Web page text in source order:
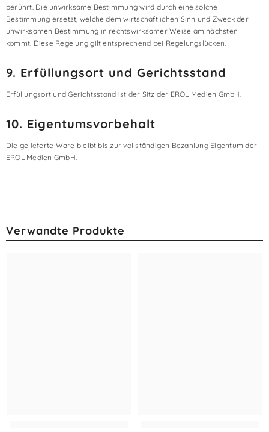
berührt. Die unwirksame Bestimmung wird durch eine solche
Bestimmung ersetzt, welche dem wirtschaftlichen Sinn und Zweck der
unwirksamen Bestimmung in rechtswirksamer Weise am nächsten
kommt. Diese Regelung gilt entsprechend bei Regelungslücken.
9. Erfüllungsort und Gerichtsstand
Erfüllungsort und Gerichtsstand ist der Sitz der EROL Medien GmbH.
10. Eigentumsvorbehalt
Die gelieferte Ware bleibt bis zur vollständigen Bezahlung Eigentum der
EROL Medien GmbH.
Verwandte Produkte